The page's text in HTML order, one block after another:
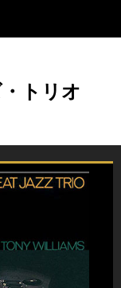
トリオ